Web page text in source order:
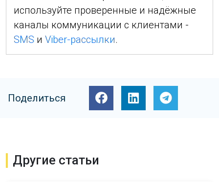
используйте проверенные и надёжные
каналы коммуникации с клиентами -
SMS и Viber-рассылки.
Поделиться
Другие статьи